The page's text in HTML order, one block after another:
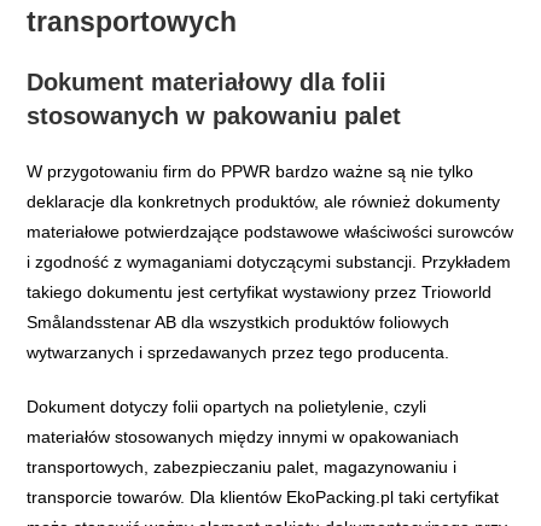
transportowych
Dokument materiałowy dla folii
stosowanych w pakowaniu palet
W przygotowaniu firm do PPWR bardzo ważne są nie tylko
deklaracje dla konkretnych produktów, ale również dokumenty
materiałowe potwierdzające podstawowe właściwości surowców
i zgodność z wymaganiami dotyczącymi substancji. Przykładem
takiego dokumentu jest certyfikat wystawiony przez Trioworld
Smålandsstenar AB dla wszystkich produktów foliowych
wytwarzanych i sprzedawanych przez tego producenta.
Dokument dotyczy folii opartych na polietylenie, czyli
materiałów stosowanych między innymi w opakowaniach
transportowych, zabezpieczaniu palet, magazynowaniu i
transporcie towarów. Dla klientów EkoPacking.pl taki certyfikat